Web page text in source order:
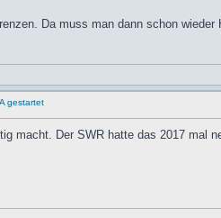
Da muss man dann schon
gestartet
macht. Der SWR hatte das 2017 mal